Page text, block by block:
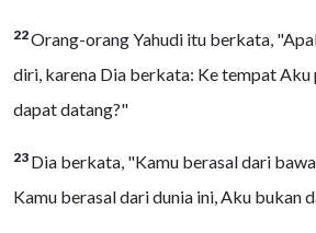
22Orang-orang Yahudi itu berkata,
diri, karena Dia berkata: Ke tempat Aku
dapat datang?"
23 Dia berkata, "Kamu berasal dari
Kamu berasal dari dunia ini, Aku bukan